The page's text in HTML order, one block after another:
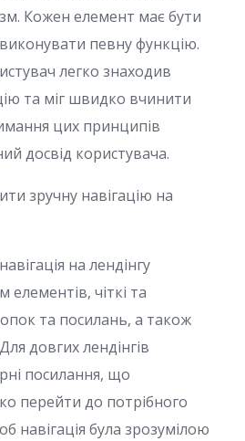
Кожен елемент має бути
певну функцію.
легко знаходив
та міг швидко вчинити
цих принципів
досвід користувача.
зручну навігацію на
на лендінгу
елементів, чіткі та
та посилань, а також
довгих лендінгів
посилання, що
перейти до потрібного
навігація була зрозумілою